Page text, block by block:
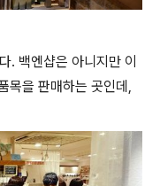
. 백엔샵은 아니지만 이
을 판매하는 곳인데,